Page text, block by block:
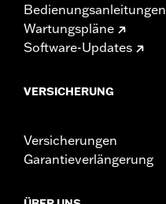
Bedienungsanleitungen
Wartungspläne
Software-Updates
VERSICHERUNG
Versicherungen
Garantieverlängerung